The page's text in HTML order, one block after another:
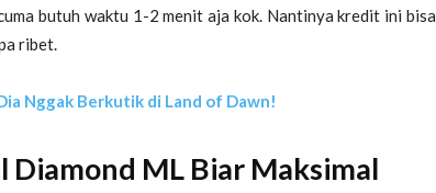
butuh waktu 1-2 menit aja kok. Nantinya kredit ini bisa
ribet.
Nggak Berkutik di Land of Dawn!
Diamond ML Biar Maksimal